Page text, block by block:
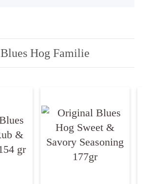
Blues Hog Familie